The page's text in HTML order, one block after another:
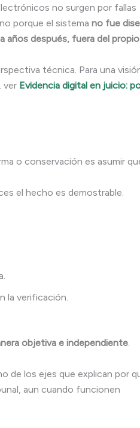
no surgen por fallas
porque el sistema no fue
años después, fuera del
técnica. Para una
ver Evidencia digital en juicio:
o conservación es asumir
el hecho es demostrable.
la verificación.
objetiva e independiente.
de los ejes que explican por
aun cuando funcionen